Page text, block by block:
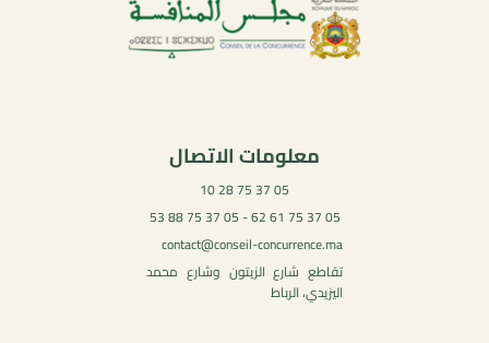
معلومات الاتصال
05 37 75 28 10
05 37 75 61 62 - 05 37 75 88 53
contact@conseil-concurrence.ma
تقاطع شارع الزيتون وشارع محمد
اليزيدي، الرباط